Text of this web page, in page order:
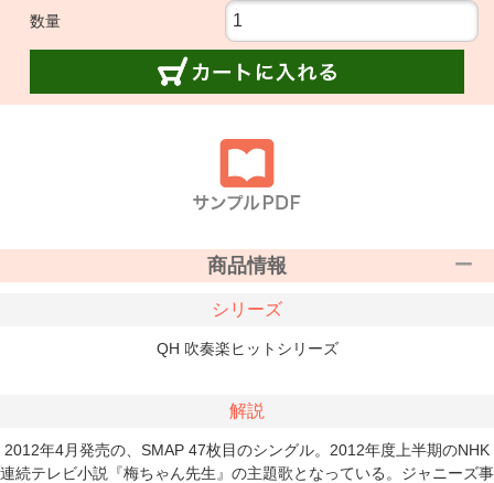
数量
商品情報
シリーズ
QH 吹奏楽ヒットシリーズ
解説
2012年4月発売の、SMAP 47枚目のシングル。2012年度上半期のNHK
連続テレビ小説『梅ちゃん先生』の主題歌となっている。ジャニーズ事